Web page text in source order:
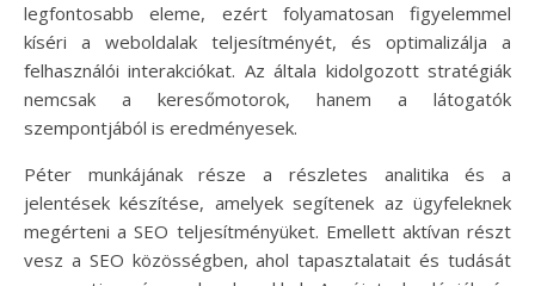
legfontosabb eleme, ezért folyamatosan figyelemmel
kíséri a weboldalak teljesítményét, és optimalizálja a
felhasználói interakciókat. Az általa kidolgozott stratégiák
nemcsak a keresőmotorok, hanem a látogatók
szempontjából is eredményesek.
Péter munkájának része a részletes analitika és a
jelentések készítése, amelyek segítenek az ügyfeleknek
megérteni a SEO teljesítményüket. Emellett aktívan részt
vesz a SEO közösségben, ahol tapasztalatait és tudását